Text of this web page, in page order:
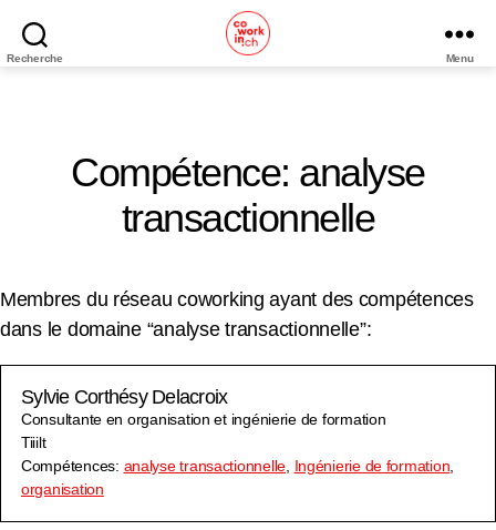
Recherche
Coworking
Menu
Compétence: analyse
transactionnelle
Membres du réseau coworking ayant des compétences
dans le domaine “analyse transactionnelle”:
Sylvie Corthésy Delacroix
Consultante en organisation et ingénierie de formation
Tiiilt
Compétences: analyse transactionnelle Ingénierie de formation
organisation